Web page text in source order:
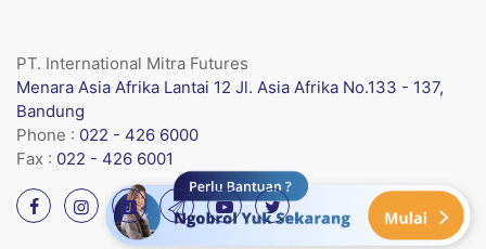
PT. International Mitra Futures
Menara Asia Afrika Lantai 12 Jl. Asia Afrika No.133 - 137,
Bandung
Phone : 022 - 426 6000
Fax : 022 - 426 6001